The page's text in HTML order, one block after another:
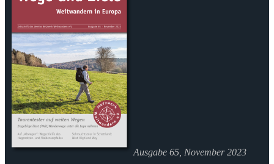
Ausgabe 65, November 2023